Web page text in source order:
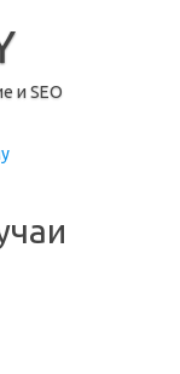
и SEO